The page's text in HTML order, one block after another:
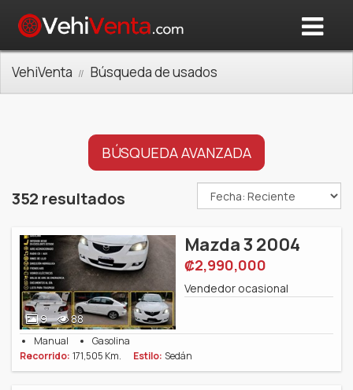
VehiVenta Búsqueda de usados
BÚSQUEDA AVANZADA
352 resultados
9 88
Mazda 3 2004
‎₡2,990,000
Vendedor ocasional
Manual
Gasolina
Recorrido: 171,505 Km. Estilo: Sedán